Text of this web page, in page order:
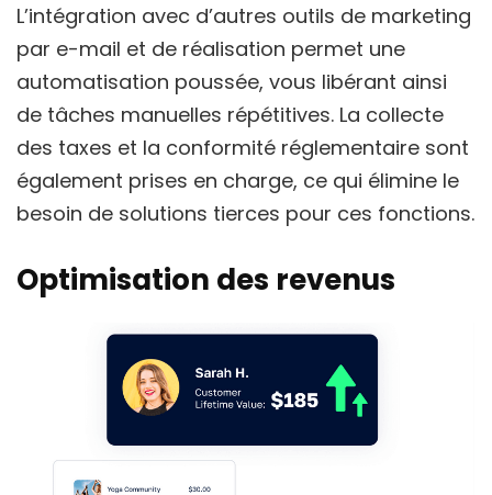
L’intégration avec d’autres outils de marketing
par e-mail et de réalisation permet une
automatisation poussée, vous libérant ainsi
de tâches manuelles répétitives. La collecte
des taxes et la conformité réglementaire sont
également prises en charge, ce qui élimine le
besoin de solutions tierces pour ces fonctions.
Optimisation des revenus